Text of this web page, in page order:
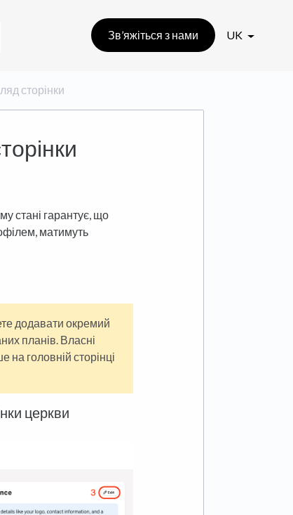
Зв’яжіться з нами UK
сторінки
стані гарантує, що
матимуть
додавати окремий
планів. Власні
на головній сторінці
церкви